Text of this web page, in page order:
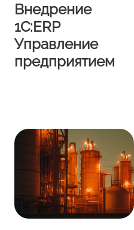
Внедрение
1С:ERP
Управление
предприятием